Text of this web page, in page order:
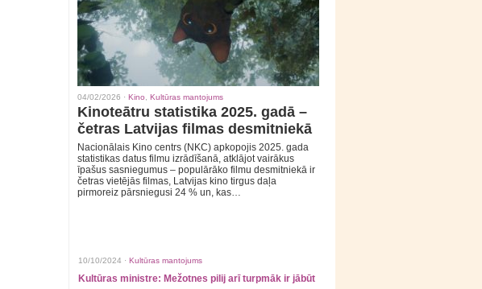
04/02/2026 · Kino Kultūras mantojums
Kinoteātru statistika 2025. gadā –
četras Latvijas filmas desmitniekā
Nacionālais Kino centrs (NKC) apkopojis 2025. gada
statistikas datus filmu izrādīšanā, atklājot vairākus
īpašus sasniegumus – populārāko filmu desmitniekā ir
četras vietējās filmas, Latvijas kino tirgus daļa
pirmoreiz pārsniegusi 24 % un, kas…
10/10/2024 · Kultūras mantojums
Kultūras ministre: Mežotnes pilij arī turpmāk ir jābūt